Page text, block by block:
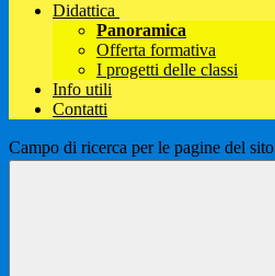
Didattica
Panoramica
Offerta formativa
I progetti delle classi
Info utili
Contatti
Campo di ricerca per le pagine del sito